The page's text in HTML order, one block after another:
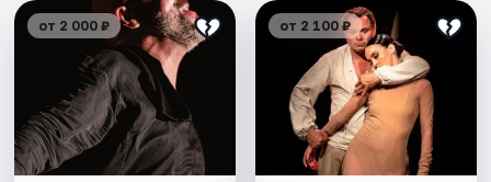
от 2 000 ₽ от 2 100 ₽